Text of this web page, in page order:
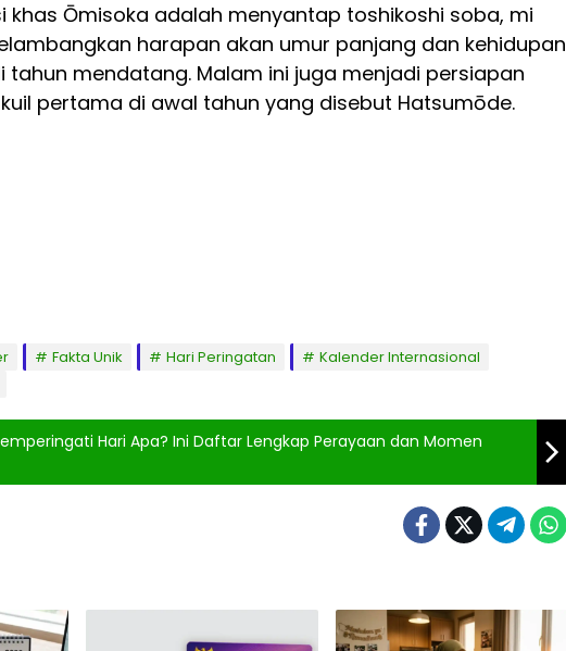
khas Ōmisoka adalah menyantap toshikoshi soba, mi
harapan akan umur panjang dan kehidupan
tahun mendatang. Malam ini juga menjadi persiapan
pertama di awal tahun yang disebut Hatsumōde.
Fakta Unik Hari Peringatan
Kalender Internasional
Hari Apa? Ini Daftar Lengkap Perayaan dan Momen